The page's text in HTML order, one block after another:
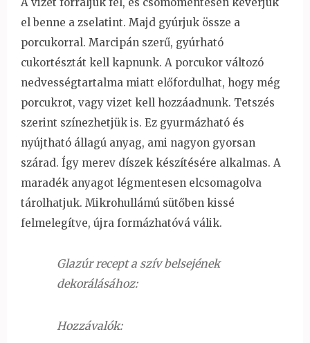
el benne a zselatint. Majd gyúrjuk össze a
porcukorral. Marcipán szerű, gyúrható
cukortésztát kell kapnunk. A porcukor változó
nedvességtartalma miatt előfordulhat, hogy még
porcukrot, vagy vizet kell hozzáadnunk. Tetszés
szerint színezhetjük is. Ez gyurmázható és
nyújtható állagú anyag, ami nagyon gyorsan
szárad. Így merev díszek készítésére alkalmas. A
maradék anyagot légmentesen elcsomagolva
tárolhatjuk. Mikrohullámú sütőben kissé
felmelegítve, újra formázhatóvá válik.
Glazúr recept a szív belsejének
dekorálásához:
Hozzávalók: